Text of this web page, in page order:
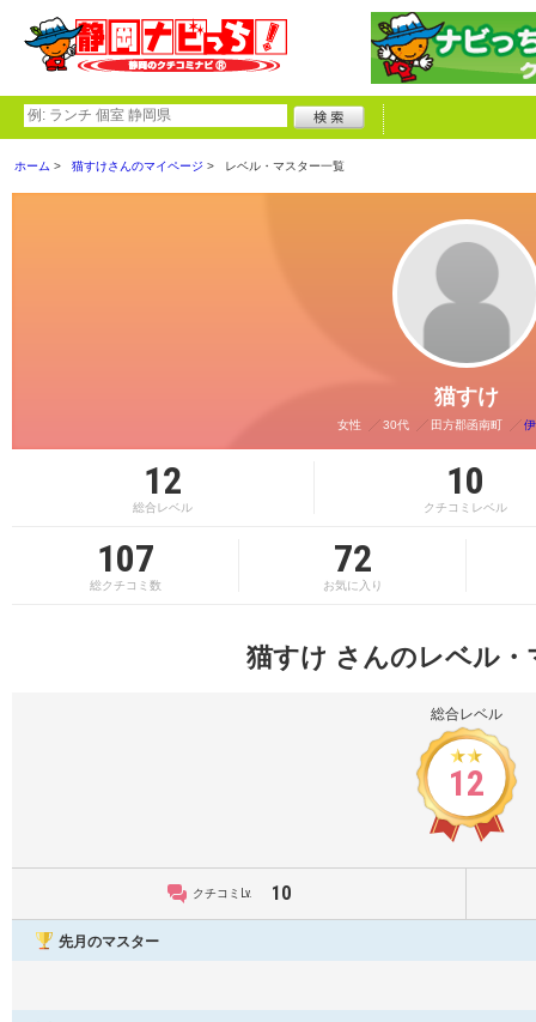
ホーム 猫すけさんのマイページ レベル・マスター一覧
猫すけ
女性 30代 田方郡函南町
12
総合レベル
10
クチコミレベル
107
総クチコミ数
72
お気に入り
猫すけ さんのレベル・
総合レベル
12
クチコミLv. 10
先月のマスター